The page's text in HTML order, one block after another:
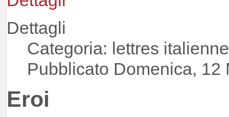
Dettagli
Categoria: lettres
Pubblicato Domenica, 12
Eroi